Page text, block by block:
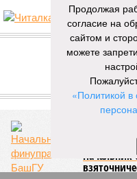
ЕЩЕ ИЗ
Начальник
Продолжая
согласие на
сайтом и
можете
«Политикой